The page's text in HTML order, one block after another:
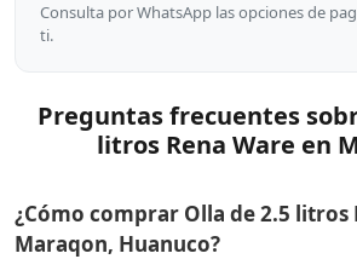
Consulta por WhatsApp las opciones de
ti.
Preguntas frecuentes
litros Rena Ware en
¿Cómo comprar Olla de 2.5 litros
Maraqon, Huanuco?